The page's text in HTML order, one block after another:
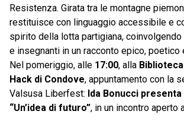
Resistenza. Girata tra le montagne
restituisce con linguaggio accessibile e
spirito della lotta partigiana,
e insegnanti in un racconto epico, poetico
Nel pomeriggio, alle 17:00, alla
Hack di Condove, appuntamento con la
Valsusa Liberfest: Ida Bonucci
“Un’idea di futuro”, in un incontro aperto